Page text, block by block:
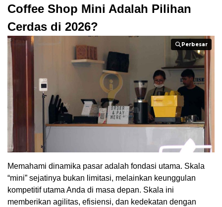
Coffee Shop Mini Adalah Pilihan
Cerdas di 2026?
Perbesar
Perbesar
Memahami dinamika pasar adalah fondasi utama. Skala
“mini” sejatinya bukan limitasi, melainkan keunggulan
kompetitif utama Anda di masa depan. Skala ini
memberikan agilitas, efisiensi, dan kedekatan dengan